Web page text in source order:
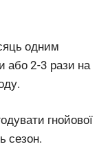
одним
або 2-3 рази на
гнойової
сезон.